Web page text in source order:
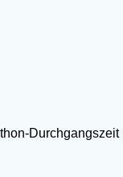
Durchgangszeit